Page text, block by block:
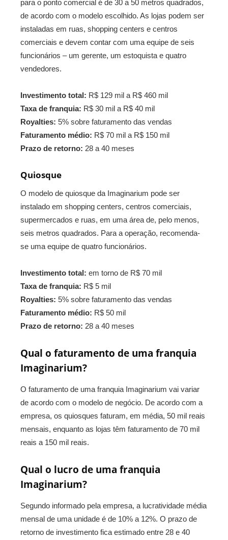
para o ponto comercial é de 30 a 50 metros quadrados,
de acordo com o modelo escolhido. As lojas podem ser
instaladas em ruas, shopping centers e centros
comerciais e devem contar com uma equipe de seis
funcionários – um gerente, um estoquista e quatro
vendedores.
Investimento total: R$ 129 mil a R$ 460 mil
Taxa de franquia: R$ 30 mil a R$ 40 mil
Royalties: 5% sobre faturamento das vendas
Faturamento médio: R$ 70 mil a R$ 150 mil
Prazo de retorno: 28 a 40 meses
Quiosque
O modelo de quiosque da Imaginarium pode ser
instalado em shopping centers, centros comerciais,
supermercados e ruas, em uma área de, pelo menos,
seis metros quadrados. Para a operação, recomenda-
se uma equipe de quatro funcionários.
Investimento total: em torno de R$ 70 mil
Taxa de franquia: R$ 5 mil
Royalties: 5% sobre faturamento das vendas
Faturamento médio: R$ 50 mil
Prazo de retorno: 28 a 40 meses
Qual o faturamento de uma franquia
Imaginarium?
O faturamento de uma franquia Imaginarium vai variar
de acordo com o modelo de negócio. De acordo com a
empresa, os quiosques faturam, em média, 50 mil reais
mensais, enquanto as lojas têm faturamento de 70 mil
reais a 150 mil reais.
Qual o lucro de uma franquia
Imaginarium?
Segundo informado pela empresa, a lucratividade média
mensal de uma unidade é de 10% a 12%. O prazo de
retorno de investimento fica estimado entre 28 e 40